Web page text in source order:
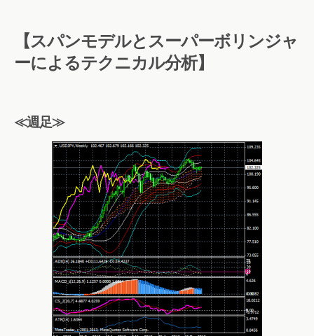
【スパンモデルとスーパーボリンジャ
ーによるテクニカル分析】
≪週足≫